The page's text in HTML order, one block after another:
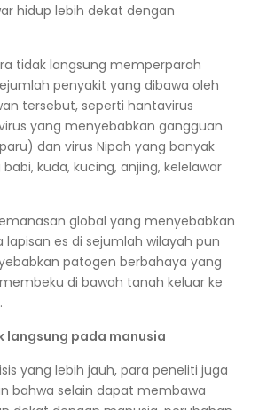
hidup lebih dekat dengan
tidak langsung memperparah
penyakit yang dibawa oleh
tersebut, seperti hantavirus
yang menyebabkan gangguan
dan virus Nipah yang banyak
babi, kuda, kucing, anjing, kelelawar
global yang menyebabkan
es di sejumlah wilayah pun
patogen berbahaya yang
di bawah tanah keluar ke
langsung pada manusia
yang lebih jauh, para peneliti juga
bahwa selain dapat membawa